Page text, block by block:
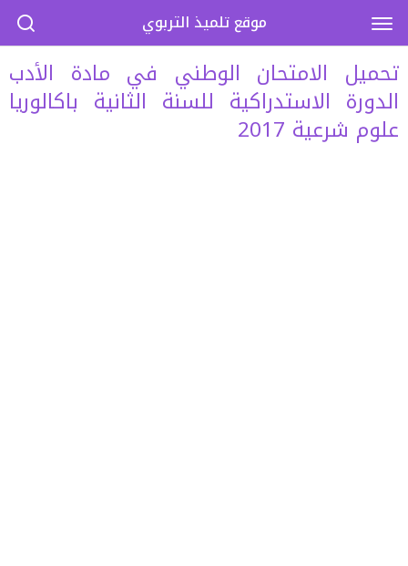
تحميل الامتحان الوطني في مادة الأدب
الدورة الاستدراكية للسنة الثانية باكالوريا
علوم شرعية 2017
موقع تلميذ التربوي